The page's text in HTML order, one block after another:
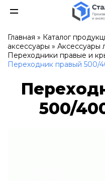
Главная » Каталог
аксессуары » Аксессуары
Переходники правые и
Переходник правый 500/
500/